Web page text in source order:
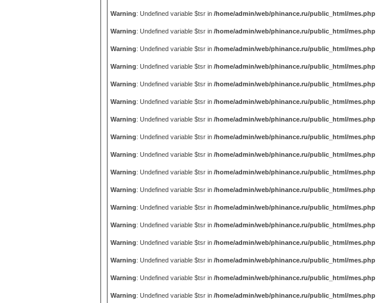
Warning: Undefined variable $tsr in /home/admin/web/phinance.ru/public_html/mes.php
Warning: Undefined variable $tsr in /home/admin/web/phinance.ru/public_html/mes.php
Warning: Undefined variable $tsr in /home/admin/web/phinance.ru/public_html/mes.php
Warning: Undefined variable $tsr in /home/admin/web/phinance.ru/public_html/mes.php
Warning: Undefined variable $tsr in /home/admin/web/phinance.ru/public_html/mes.php
Warning: Undefined variable $tsr in /home/admin/web/phinance.ru/public_html/mes.php
Warning: Undefined variable $tsr in /home/admin/web/phinance.ru/public_html/mes.php
Warning: Undefined variable $tsr in /home/admin/web/phinance.ru/public_html/mes.php
Warning: Undefined variable $tsr in /home/admin/web/phinance.ru/public_html/mes.php
Warning: Undefined variable $tsr in /home/admin/web/phinance.ru/public_html/mes.php
Warning: Undefined variable $tsr in /home/admin/web/phinance.ru/public_html/mes.php
Warning: Undefined variable $tsr in /home/admin/web/phinance.ru/public_html/mes.php
Warning: Undefined variable $tsr in /home/admin/web/phinance.ru/public_html/mes.php
Warning: Undefined variable $tsr in /home/admin/web/phinance.ru/public_html/mes.php
Warning: Undefined variable $tsr in /home/admin/web/phinance.ru/public_html/mes.php
Warning: Undefined variable $tsr in /home/admin/web/phinance.ru/public_html/mes.php
Warning: Undefined variable $tsr in /home/admin/web/phinance.ru/public_html/mes.php